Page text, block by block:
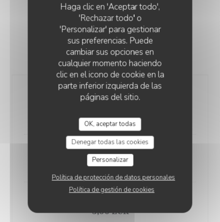
Haga clic en 'Aceptar todo',
'Rechazar todo' o
'Personalizar' para gestionar
sus preferencias. Puede
cambiar sus opciones en
cualquier momento haciendo
clic en el icono de cookie en la
parte inferior izquierda de las
páginas del sitio.
OK, aceptar todas
Denegar todas las cookies
Personalizar
Política de protección de datos personales
Política de gestión de cookies
LES BOISSONS
APÉRITIFS
Kir
Cassis, mûre, pêche
5,00 EUR
Kir Normand
5,00 EUR
5,00 EUR